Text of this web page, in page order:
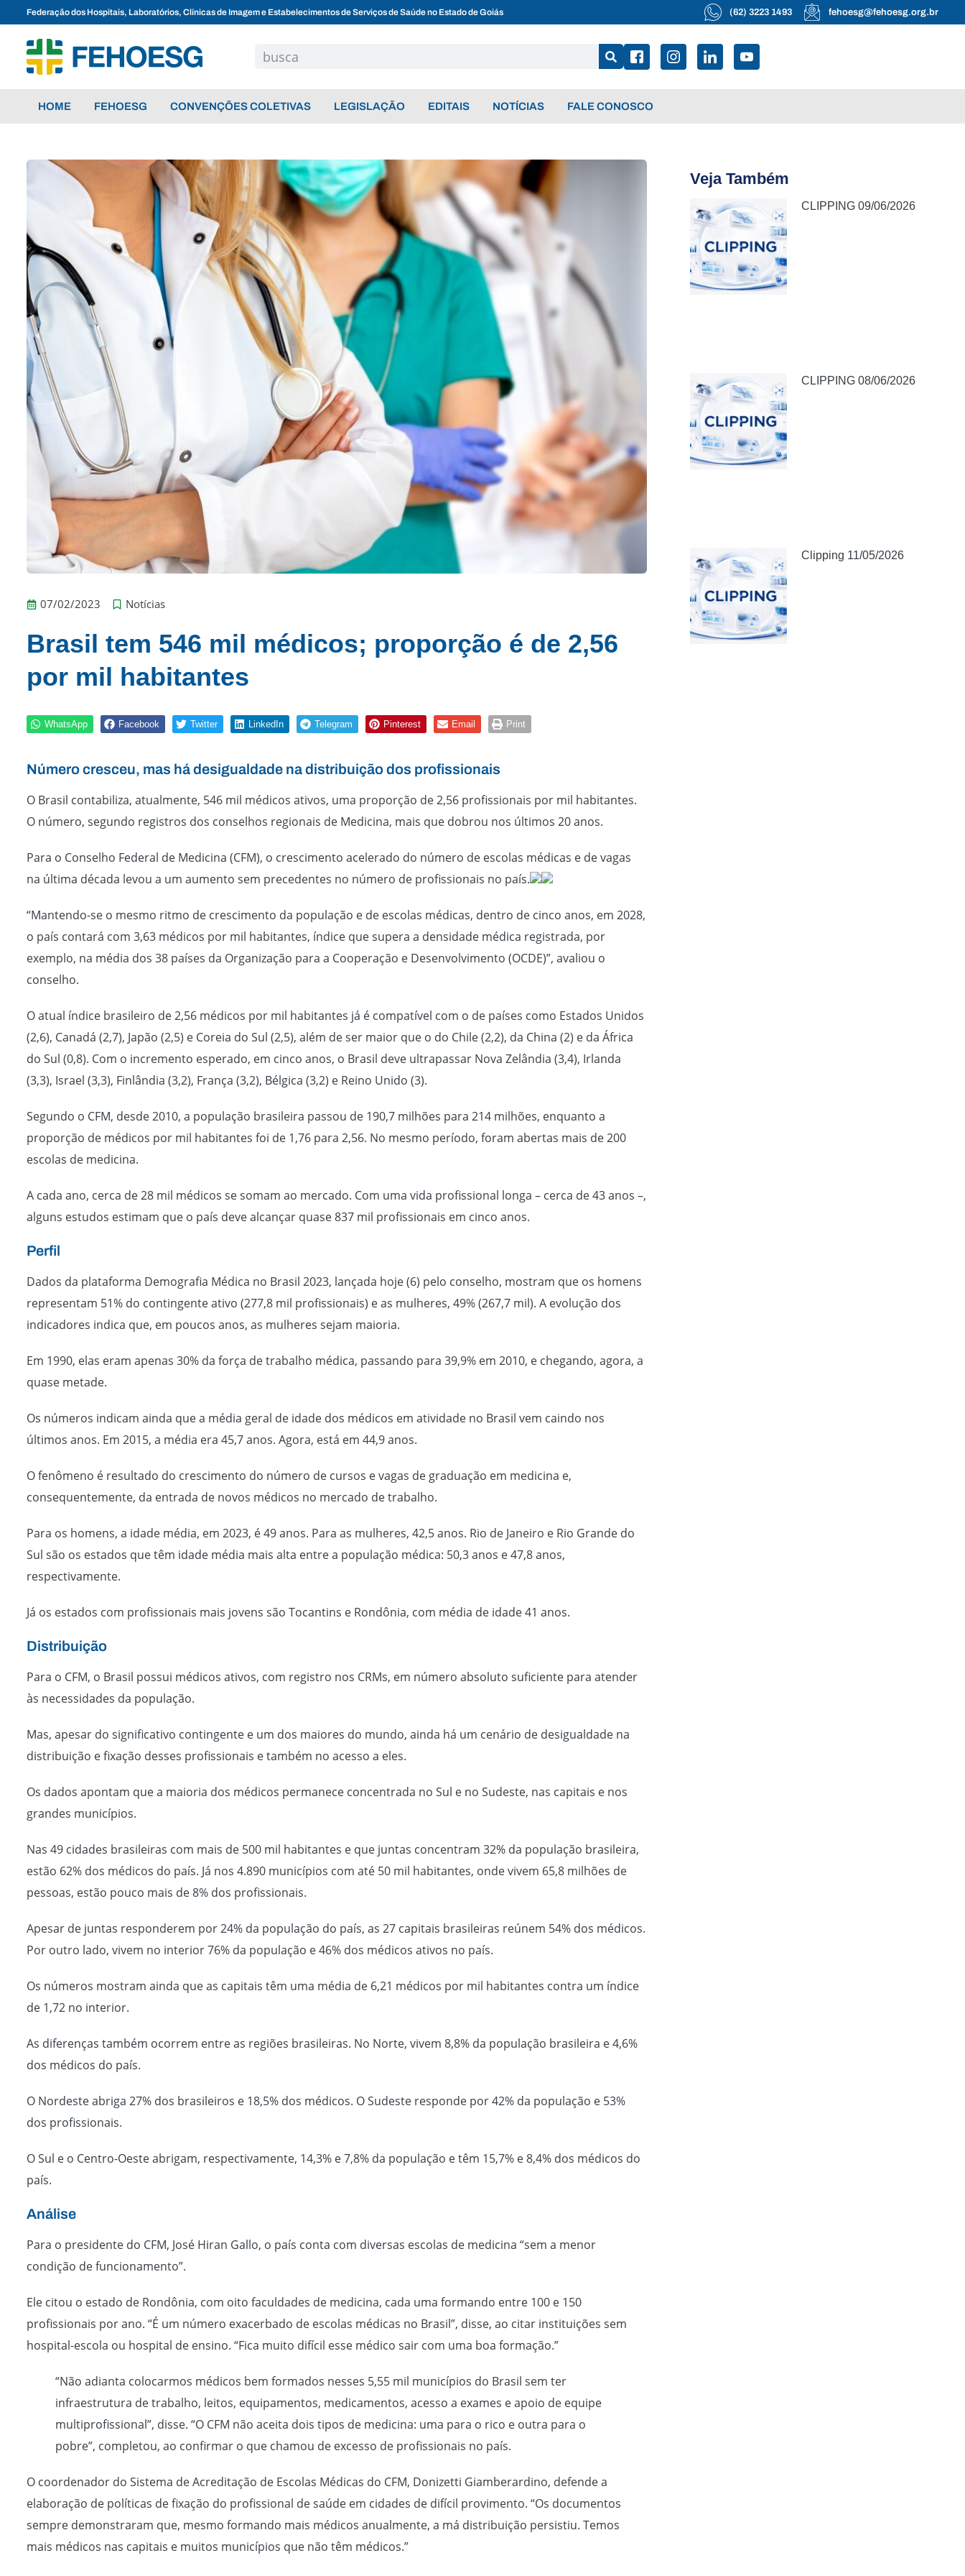
Federação dos Hospitais, Laboratórios, Clínicas de Imagem e Estabelecimentos de Serviços de Saúde no Estado de Goiás (62) 3223 1493 fehoesg@fehoesg.org.br
HOME FEHOESG CONVENÇÕES COLETIVAS LEGISLAÇÃO EDITAIS NOTÍCIAS FALE CONOSCO
07/02/2023 Notícias
Brasil tem 546 mil médicos; proporção é de 2,56
por mil habitantes
WhatsApp Facebook Twitter LinkedIn Telegram Pinterest Email Print
Número cresceu, mas há desigualdade na distribuição dos profissionais
O Brasil contabiliza, atualmente, 546 mil médicos ativos, uma proporção de 2,56 profissionais por mil habitantes.
O número, segundo registros dos conselhos regionais de Medicina, mais que dobrou nos últimos 20 anos.
Para o Conselho Federal de Medicina (CFM), o crescimento acelerado do número de escolas médicas e de vagas
na última década levou a um aumento sem precedentes no número de profissionais no país.
“Mantendo-se o mesmo ritmo de crescimento da população e de escolas médicas, dentro de cinco anos, em 2028,
o país contará com 3,63 médicos por mil habitantes, índice que supera a densidade médica registrada, por
exemplo, na média dos 38 países da Organização para a Cooperação e Desenvolvimento (OCDE)”, avaliou o
conselho.
O atual índice brasileiro de 2,56 médicos por mil habitantes já é compatível com o de países como Estados Unidos
(2,6), Canadá (2,7), Japão (2,5) e Coreia do Sul (2,5), além de ser maior que o do Chile (2,2), da China (2) e da África
do Sul (0,8). Com o incremento esperado, em cinco anos, o Brasil deve ultrapassar Nova Zelândia (3,4), Irlanda
(3,3), Israel (3,3), Finlândia (3,2), França (3,2), Bélgica (3,2) e Reino Unido (3).
Segundo o CFM, desde 2010, a população brasileira passou de 190,7 milhões para 214 milhões, enquanto a
proporção de médicos por mil habitantes foi de 1,76 para 2,56. No mesmo período, foram abertas mais de 200
escolas de medicina.
A cada ano, cerca de 28 mil médicos se somam ao mercado. Com uma vida profissional longa – cerca de 43 anos –,
alguns estudos estimam que o país deve alcançar quase 837 mil profissionais em cinco anos.
Perfil
Dados da plataforma Demografia Médica no Brasil 2023, lançada hoje (6) pelo conselho, mostram que os homens
representam 51% do contingente ativo (277,8 mil profissionais) e as mulheres, 49% (267,7 mil). A evolução dos
indicadores indica que, em poucos anos, as mulheres sejam maioria.
Em 1990, elas eram apenas 30% da força de trabalho médica, passando para 39,9% em 2010, e chegando, agora, a
quase metade.
Os números indicam ainda que a média geral de idade dos médicos em atividade no Brasil vem caindo nos
últimos anos. Em 2015, a média era 45,7 anos. Agora, está em 44,9 anos.
O fenômeno é resultado do crescimento do número de cursos e vagas de graduação em medicina e,
consequentemente, da entrada de novos médicos no mercado de trabalho.
Para os homens, a idade média, em 2023, é 49 anos. Para as mulheres, 42,5 anos. Rio de Janeiro e Rio Grande do
Sul são os estados que têm idade média mais alta entre a população médica: 50,3 anos e 47,8 anos,
respectivamente.
Já os estados com profissionais mais jovens são Tocantins e Rondônia, com média de idade 41 anos.
Distribuição
Para o CFM, o Brasil possui médicos ativos, com registro nos CRMs, em número absoluto suficiente para atender
às necessidades da população.
Mas, apesar do significativo contingente e um dos maiores do mundo, ainda há um cenário de desigualdade na
distribuição e fixação desses profissionais e também no acesso a eles.
Os dados apontam que a maioria dos médicos permanece concentrada no Sul e no Sudeste, nas capitais e nos
grandes municípios.
Nas 49 cidades brasileiras com mais de 500 mil habitantes e que juntas concentram 32% da população brasileira,
estão 62% dos médicos do país. Já nos 4.890 municípios com até 50 mil habitantes, onde vivem 65,8 milhões de
pessoas, estão pouco mais de 8% dos profissionais.
Apesar de juntas responderem por 24% da população do país, as 27 capitais brasileiras reúnem 54% dos médicos.
Por outro lado, vivem no interior 76% da população e 46% dos médicos ativos no país.
Os números mostram ainda que as capitais têm uma média de 6,21 médicos por mil habitantes contra um índice
de 1,72 no interior.
As diferenças também ocorrem entre as regiões brasileiras. No Norte, vivem 8,8% da população brasileira e 4,6%
dos médicos do país.
O Nordeste abriga 27% dos brasileiros e 18,5% dos médicos. O Sudeste responde por 42% da população e 53%
dos profissionais.
O Sul e o Centro-Oeste abrigam, respectivamente, 14,3% e 7,8% da população e têm 15,7% e 8,4% dos médicos do
país.
Análise
Para o presidente do CFM, José Hiran Gallo, o país conta com diversas escolas de medicina “sem a menor
condição de funcionamento”.
Ele citou o estado de Rondônia, com oito faculdades de medicina, cada uma formando entre 100 e 150
profissionais por ano. “É um número exacerbado de escolas médicas no Brasil”, disse, ao citar instituições sem
hospital-escola ou hospital de ensino. “Fica muito difícil esse médico sair com uma boa formação.”
“Não adianta colocarmos médicos bem formados nesses 5,55 mil municípios do Brasil sem ter
infraestrutura de trabalho, leitos, equipamentos, medicamentos, acesso a exames e apoio de equipe
multiprofissional”, disse. “O CFM não aceita dois tipos de medicina: uma para o rico e outra para o
pobre”, completou, ao confirmar o que chamou de excesso de profissionais no país.
O coordenador do Sistema de Acreditação de Escolas Médicas do CFM, Donizetti Giamberardino, defende a
elaboração de políticas de fixação do profissional de saúde em cidades de difícil provimento. “Os documentos
sempre demonstraram que, mesmo formando mais médicos anualmente, a má distribuição persistiu. Temos
mais médicos nas capitais e muitos municípios que não têm médicos.”
Veja Também
CLIPPING 09/06/2026
CLIPPING 08/06/2026
Clipping 11/05/2026